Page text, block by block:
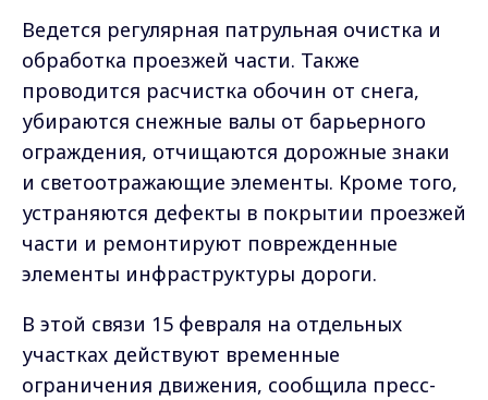
Ведется регулярная патрульная очистка и
обработка проезжей части. Также
проводится расчистка обочин от снега,
убираются снежные валы от барьерного
ограждения, отчищаются дорожные знаки
и светоотражающие элементы. Кроме того,
устраняются дефекты в покрытии проезжей
части и ремонтируют поврежденные
элементы инфраструктуры дороги.
В этой связи 15 февраля на отдельных
участках действуют временные
ограничения движения, сообщила пресс-